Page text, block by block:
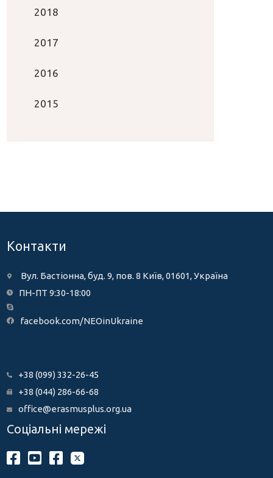
2018
2017
2016
2015
Контакти
Вул. Бастіонна, буд. 9, пов. 8 Київ, 01601, Україна
ПН-ПТ 9:30-18:00
facebook.com/NEOinUkraine
+38 (099) 332-26-45
+38 (044) 286-66-68
office@erasmusplus.org.ua
Соціальні мережі